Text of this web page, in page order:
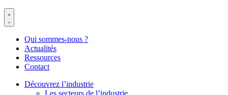
Qui sommes-nous ?
Actualités
Ressources
Contact
Découvrez l’industrie
Les secteurs de l’industrie